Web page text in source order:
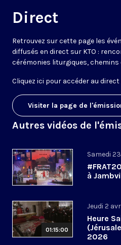
Direct
Retrouvez sur cette page les
diffusés en direct sur KTO :
cérémonies liturgiques, chemins
Cliquez ici pour accéder au direct
Visiter la page de
Autres vidéos de
Samedi
à
01:15:00
Jeudi 2
Heure
2026